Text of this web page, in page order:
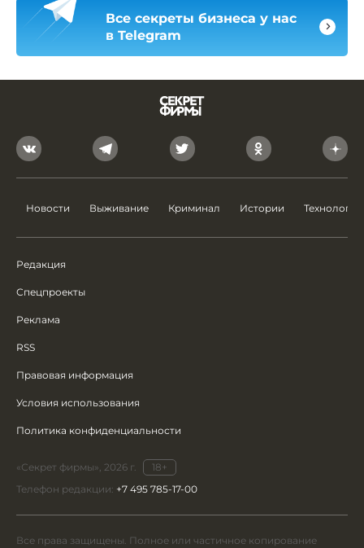
Все секреты бизнеса у нас
в Telegram
Новости Выживание Криминал Истории Технологии
Редакция
Спецпроекты
Реклама
RSS
Правовая информация
Условия использования
Политика конфиденциальности
«Секрет фирмы», 2026 г.
18+
Телефон редакции: +7 495 785-17-00
Все права защищены. Полное или частичное копирование